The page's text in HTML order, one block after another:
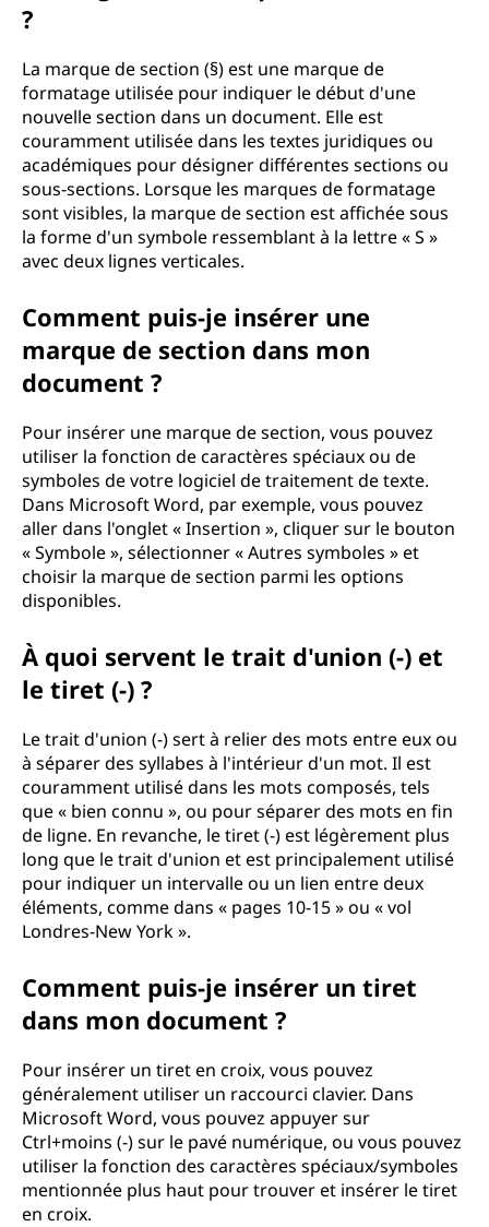
?
La marque de section (§) est une marque de
formatage utilisée pour indiquer le début d'une
nouvelle section dans un document. Elle est
couramment utilisée dans les textes juridiques ou
académiques pour désigner différentes sections ou
sous-sections. Lorsque les marques de formatage
sont visibles, la marque de section est affichée sous
la forme d'un symbole ressemblant à la lettre « S »
avec deux lignes verticales.
Comment puis-je insérer une
marque de section dans mon
document ?
Pour insérer une marque de section, vous pouvez
utiliser la fonction de caractères spéciaux ou de
symboles de votre logiciel de traitement de texte.
Dans Microsoft Word, par exemple, vous pouvez
aller dans l'onglet « Insertion », cliquer sur le bouton
« Symbole », sélectionner « Autres symboles » et
choisir la marque de section parmi les options
disponibles.
À quoi servent le trait d'union (-) et
le tiret (-) ?
Le trait d'union (-) sert à relier des mots entre eux ou
à séparer des syllabes à l'intérieur d'un mot. Il est
couramment utilisé dans les mots composés, tels
que « bien connu », ou pour séparer des mots en fin
de ligne. En revanche, le tiret (-) est légèrement plus
long que le trait d'union et est principalement utilisé
pour indiquer un intervalle ou un lien entre deux
éléments, comme dans « pages 10-15 » ou « vol
Londres-New York ».
Comment puis-je insérer un tiret
dans mon document ?
Pour insérer un tiret en croix, vous pouvez
généralement utiliser un raccourci clavier. Dans
Microsoft Word, vous pouvez appuyer sur
Ctrl+moins (-) sur le pavé numérique, ou vous pouvez
utiliser la fonction des caractères spéciaux/symboles
mentionnée plus haut pour trouver et insérer le tiret
en croix.